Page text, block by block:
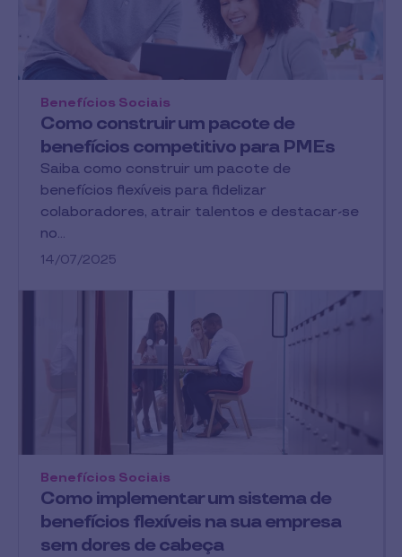
Como construir um pacote de
benefícios competitivo para PMEs
Benefícios Sociais
Saiba como construir um pacote de
benefícios flexíveis para fidelizar
colaboradores, atrair talentos e destacar-se
no…
14/07/2025
Como implementar um sistema de
benefícios flexíveis na sua empresa
sem dores de cabeça
Benefícios Sociais